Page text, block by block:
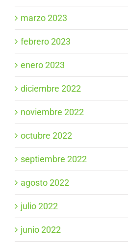
marzo 2023
febrero 2023
enero 2023
diciembre 2022
noviembre 2022
octubre 2022
septiembre 2022
agosto 2022
julio 2022
junio 2022